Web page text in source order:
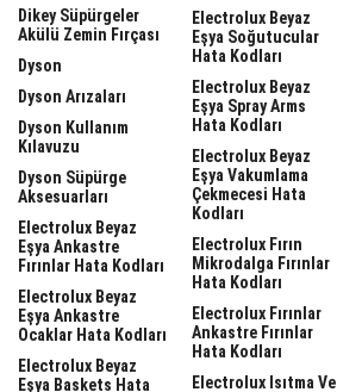
Dikey Süpürgeler
Akülü Zemin Fırçası
Dyson
Dyson Arızaları
Dyson Kullanım
Kılavuzu
Dyson Süpürge
Aksesuarları
Electrolux Beyaz
Eşya Ankastre
Fırınlar Hata Kodları
Electrolux Beyaz
Eşya Ankastre
Ocaklar Hata Kodları
Electrolux Beyaz
Eşya Baskets Hata
Electrolux Beyaz
Eşya Soğutucular
Hata Kodları
Electrolux Beyaz
Eşya Spray Arms
Hata Kodları
Electrolux Beyaz
Eşya Vakumlama
Çekmecesi Hata
Kodları
Electrolux Fırın
Mikrodalga Fırınlar
Hata Kodları
Electrolux Fırınlar
Ankastre Fırınlar
Hata Kodları
Electrolux Isıtma Ve